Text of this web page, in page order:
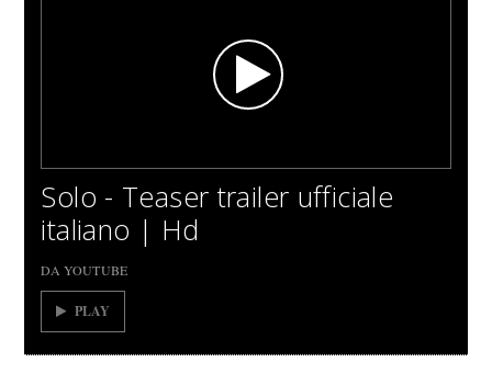
Solo - Teaser trailer ufficiale
italiano | Hd
DA YOUTUBE
PLAY